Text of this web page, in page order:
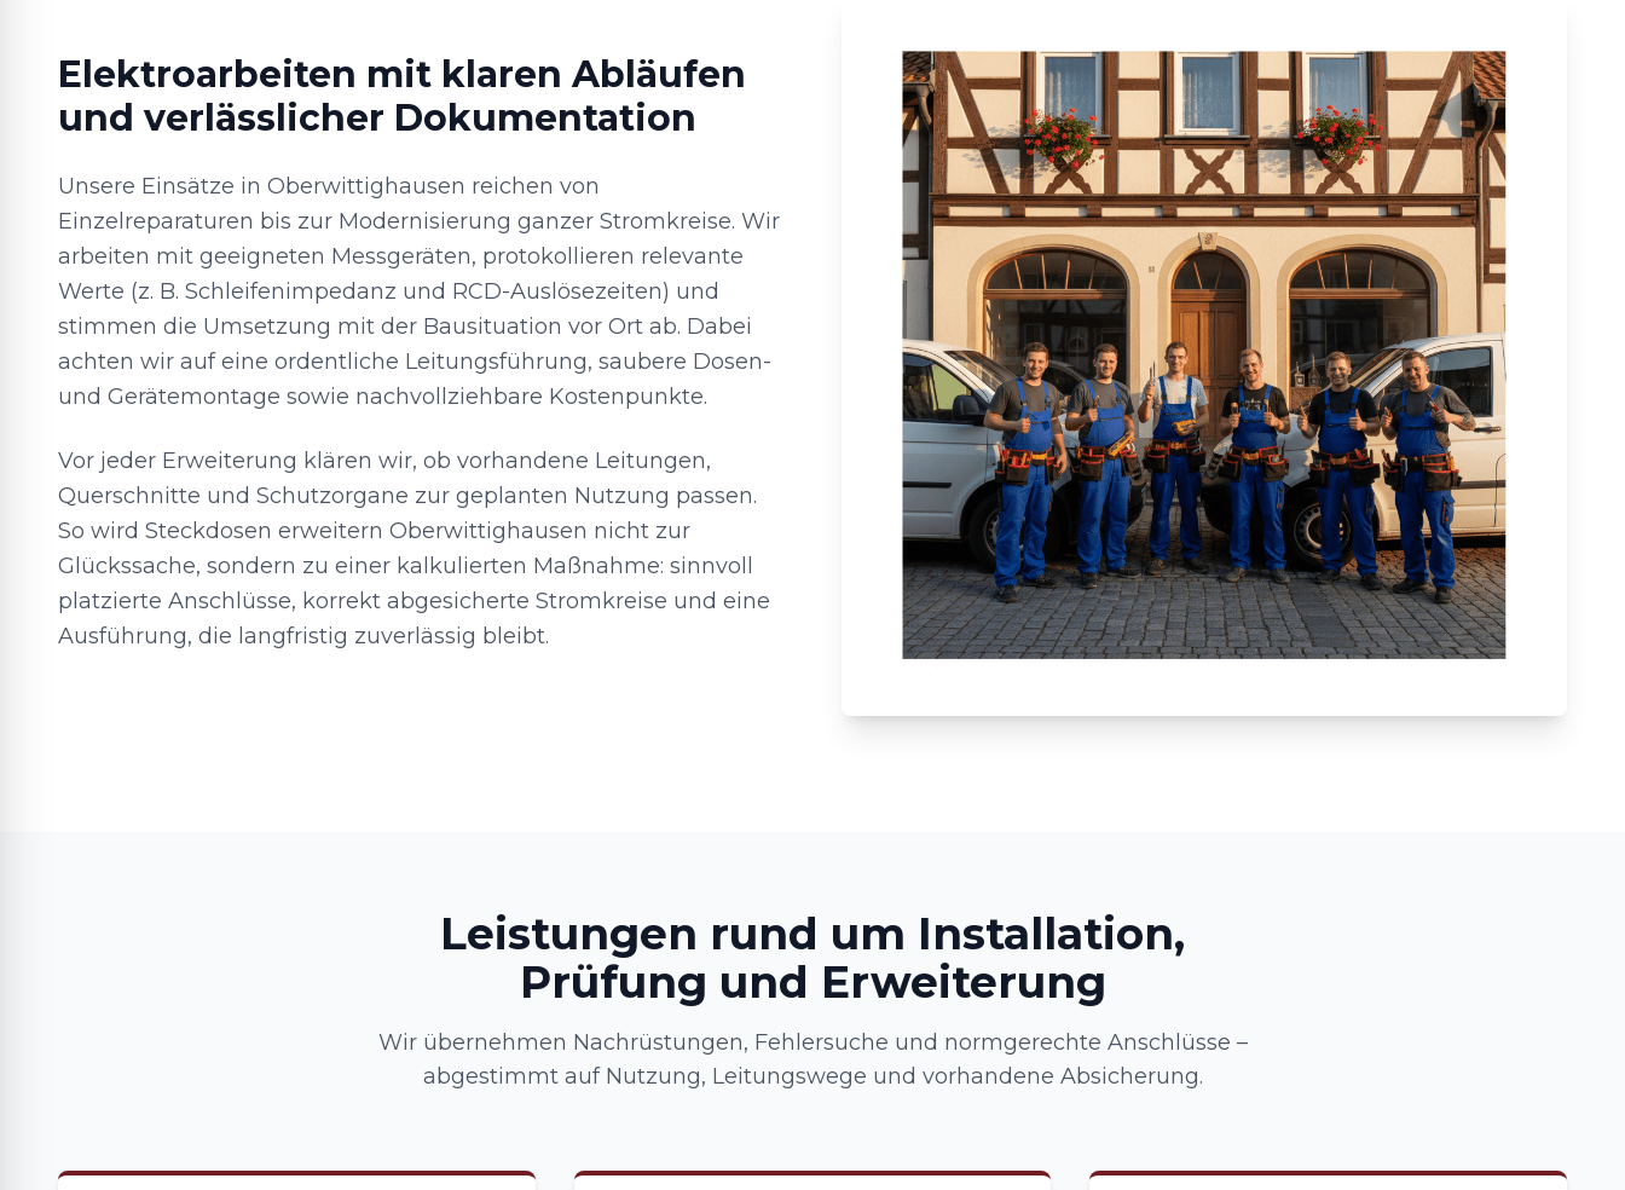
Elektroarbeiten mit klaren Abläufen
und verlässlicher Dokumentation
Unsere Einsätze in Oberwittighausen reichen von
Einzelreparaturen bis zur Modernisierung ganzer Stromkreise. Wir
arbeiten mit geeigneten Messgeräten, protokollieren relevante
Werte (z. B. Schleifenimpedanz und RCD-Auslösezeiten) und
stimmen die Umsetzung mit der Bausituation vor Ort ab. Dabei
achten wir auf eine ordentliche Leitungsführung, saubere Dosen-
und Gerätemontage sowie nachvollziehbare Kostenpunkte.
Vor jeder Erweiterung klären wir, ob vorhandene Leitungen,
Querschnitte und Schutzorgane zur geplanten Nutzung passen.
So wird Steckdosen erweitern Oberwittighausen nicht zur
Glückssache, sondern zu einer kalkulierten Maßnahme: sinnvoll
platzierte Anschlüsse, korrekt abgesicherte Stromkreise und eine
Ausführung, die langfristig zuverlässig bleibt.
Leistungen rund um Installation,
Prüfung und Erweiterung
Wir übernehmen Nachrüstungen, Fehlersuche und normgerechte Anschlüsse –
abgestimmt auf Nutzung, Leitungswege und vorhandene Absicherung.